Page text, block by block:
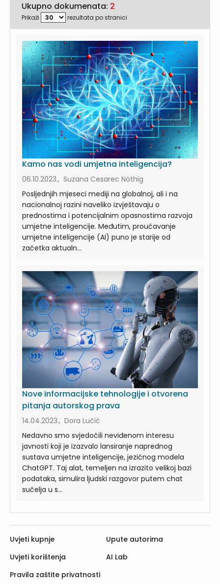
Ukupno dokumenata: 2
Prikaži rezultata po stranici
Kamo nas vodi umjetna inteligencija?
06.10.2023., Suzana Cesarec Nöthig
Posljednjih mjeseci mediji na globalnoj, ali i na
nacionalnoj razini naveliko izvještavaju o
prednostima i potencijalnim opasnostima razvoja
umjetne inteligencije. Međutim, proučavanje
umjetne inteligencije (AI) puno je starije od
začetka aktualn...
Nove informacijske tehnologije i otvorena
pitanja autorskog prava
14.04.2023., Dora Lučić
Nedavno smo svjedočili neviđenom interesu
javnosti koji je izazvalo lansiranje naprednog
sustava umjetne inteligencije, jezičnog modela
ChatGPT. Taj alat, temeljen na izrazito velikoj bazi
podataka, simulira ljudski razgovor putem chat
sučelja u s...
Uvjeti kupnje
Uvjeti korištenja
Pravila zaštite privatnosti
Upute autorima
AI Lab